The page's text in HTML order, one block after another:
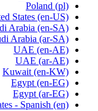
Poland (pl)
States (en-US)
Arabia (en-SA)
Arabia (ar-SA)
UAE (en-AE)
UAE (ar-AE)
Kuwait (en-KW)
Egypt (en-EG)
Egypt (ar-EG)
- Spanish (en)